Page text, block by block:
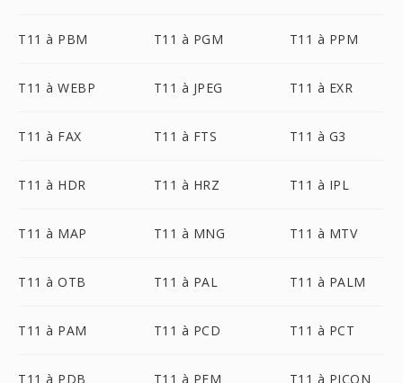
T11 à PBM T11 à PGM T11 à PPM
T11 à WEBP T11 à JPEG T11 à EXR
T11 à FAX T11 à FTS T11 à G3
T11 à HDR T11 à HRZ T11 à IPL
T11 à MAP T11 à MNG T11 à MTV
T11 à OTB T11 à PAL T11 à PALM
T11 à PAM T11 à PCD T11 à PCT
T11 à PDB T11 à PFM T11 à PICON